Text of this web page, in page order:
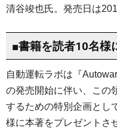
清谷竣也氏。発売日は
■書籍を読者10名様
自動運転ラボは『
の発売開始に伴い、この
するための特別企画とし
様に本著をプレゼントさ